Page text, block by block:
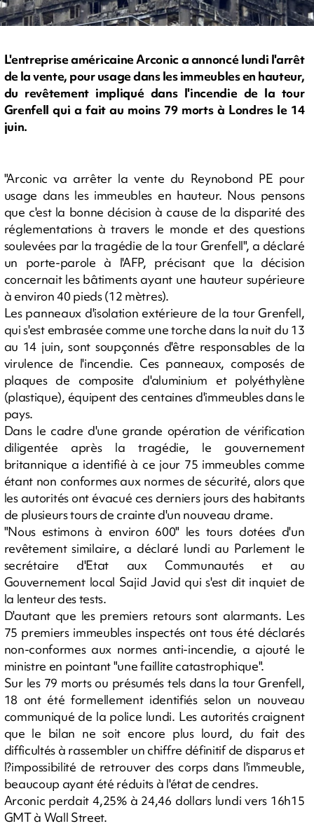
L'entreprise américaine Arconic a annoncé lundi l'arrêt
de la vente, pour usage dans les immeubles en hauteur,
du revêtement impliqué dans l'incendie de la tour
Grenfell qui a fait au moins 79 morts à Londres le 14
juin.
"Arconic va arrêter la vente du Reynobond PE pour
usage dans les immeubles en hauteur. Nous pensons
que c'est la bonne décision à cause de la disparité des
réglementations à travers le monde et des questions
soulevées par la tragédie de la tour Grenfell", a déclaré
un porte-parole à l'AFP, précisant que la décision
concernait les bâtiments ayant une hauteur supérieure
à environ 40 pieds (12 mètres).
Les panneaux d'isolation extérieure de la tour Grenfell,
qui s'est embrasée comme une torche dans la nuit du 13
au 14 juin, sont soupçonnés d'être responsables de la
virulence de l'incendie. Ces panneaux, composés de
plaques de composite d'aluminium et polyéthylène
(plastique), équipent des centaines d'immeubles dans le
pays.
Dans le cadre d'une grande opération de vérification
diligentée après la tragédie, le gouvernement
britannique a identifié à ce jour 75 immeubles comme
étant non conformes aux normes de sécurité, alors que
les autorités ont évacué ces derniers jours des habitants
de plusieurs tours de crainte d'un nouveau drame.
"Nous estimons à environ 600" les tours dotées d'un
revêtement similaire, a déclaré lundi au Parlement le
secrétaire d'Etat aux Communautés et au
Gouvernement local Sajid Javid qui s'est dit inquiet de
la lenteur des tests.
D'autant que les premiers retours sont alarmants. Les
75 premiers immeubles inspectés ont tous été déclarés
non-conformes aux normes anti-incendie, a ajouté le
ministre en pointant "une faillite catastrophique".
Sur les 79 morts ou présumés tels dans la tour Grenfell,
18 ont été formellement identifiés selon un nouveau
communiqué de la police lundi. Les autorités craignent
que le bilan ne soit encore plus lourd, du fait des
difficultés à rassembler un chiffre définitif de disparus et
l?impossibilité de retrouver des corps dans l'immeuble,
beaucoup ayant été réduits à l'état de cendres.
Arconic perdait 4,25% à 24,46 dollars lundi vers 16h15
GMT à Wall Street.